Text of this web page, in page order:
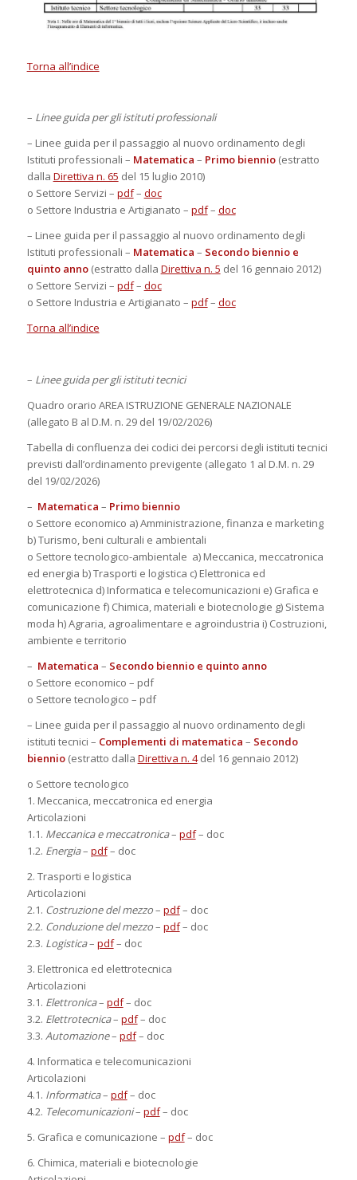
Torna all’indice
– Linee guida per gli istituti professionali
– Linee guida per il passaggio al nuovo ordinamento degli
Istituti professionali – Matematica – Primo biennio(estratto
dalla Direttiva n. 65 del 15 luglio 2010)
o Settore Servizi – pdf– doc
o Settore Industria e Artigianato – pdf– doc
– Linee guida per il passaggio al nuovo ordinamento degli
Istituti professionali – Matematica – Secondo biennio e
quinto anno(estratto dalla Direttiva n. 5 del 16 gennaio 2012)
o Settore Servizi – pdf– doc
o Settore Industria e Artigianato – pdf– doc
Torna all’indice
– Linee guida per gli istituti tecnici
Quadro orario AREA ISTRUZIONE GENERALE NAZIONALE
(allegato B al D.M. n. 29 del 19/02/2026)
Tabella di confluenza dei codici dei percorsi degli istituti tecnici
previsti dall’ordinamento previgente (allegato 1 al D.M. n. 29
del 19/02/2026)
– Matematica – Primo biennio
o Settore economico a) Amministrazione, finanza e marketing
b) Turismo, beni culturali e ambientali
o Settore tecnologico-ambientale a) Meccanica, meccatronica
ed energia b) Trasporti e logistica c) Elettronica ed
elettrotecnica d) Informatica e telecomunicazioni e) Grafica e
comunicazione f) Chimica, materiali e biotecnologie g) Sistema
moda h) Agraria, agroalimentare e agroindustria i) Costruzioni,
ambiente e territorio
– Matematica – Secondo biennio e quinto anno
o Settore economico – pdf
o Settore tecnologico – pdf
– Linee guida per il passaggio al nuovo ordinamento degli
istituti tecnici – Complementi di matematica – Secondo
biennio(estratto dalla Direttiva n. 4del 16 gennaio 2012)
o Settore tecnologico
1. Meccanica, meccatronica ed energia
Articolazioni
1.1. Meccanica e meccatronica– pdf– doc
1.2. Energia– pdf– doc
2. Trasporti e logistica
Articolazioni
2.1. Costruzione del mezzo– pdf– doc
2.2. Conduzione del mezzo– pdf– doc
2.3. Logistica– pdf– doc
3. Elettronica ed elettrotecnica
Articolazioni
3.1. Elettronica– pdf– doc
3.2. Elettrotecnica– pdf– doc
3.3. Automazione– pdf– doc
4. Informatica e telecomunicazioni
Articolazioni
4.1. Informatica– pdf– doc
4.2. Telecomunicazioni– pdf– doc
5. Grafica e comunicazione – pdf– doc
6. Chimica, materiali e biotecnologie